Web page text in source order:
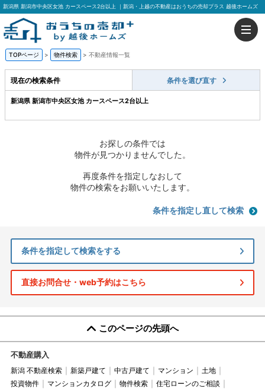
新潟県 新潟市中央区女池 カースペース2台以上 ｜新潟・上越の不動産はおうちの売却プラス 越後ホームズ
TOPページ > 物件検索 > 不動産情報一覧
現在の検索条件 条件を選び直す
新潟県 新潟市中央区女池 カースペース2台以上
お探しの条件では
物件が見つかりませんでした。
再度条件を指定しなおして
物件の検索をお願いいたします。
条件を指定し直して検索
条件を指定して検索をする
直接お問合せ・web予約はこちら
このページの先頭へ
不動産購入
新潟 不動産検索 新築戸建て 中古戸建て マンション
土地
投資物件
マンションカタログ 物件検索
住宅ローンのご相談